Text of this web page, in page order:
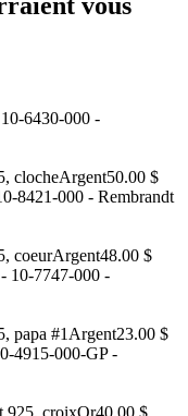
clocheArgent50.00 $
coeurArgent48.00 $
papa #1 Argent23.00 $
925, croixOr40.00 $